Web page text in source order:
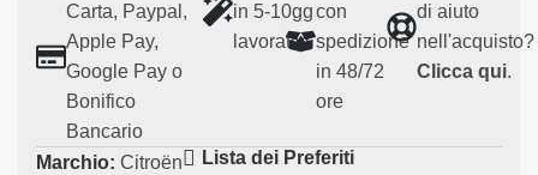
Caratteristiche principali:
Materiale:
vetroresina robusto e leggero
Citroen C2 S1600
Carta, Paypal,
Apple Pay,
Google Pay o
Bonifico
Bancario
in 5-10gg
lavorativi
con
spedizione
in 48/72
ore
di aiuto
nell'acquisto?
Clicca qui.
Marchio: Citroën Lista dei Preferiti